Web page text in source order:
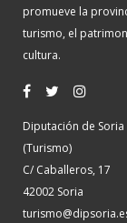
promueve la
turismo, el
cultura.
Diputación de Soria
(Turismo)
C/ Caballeros, 17
42002 Soria